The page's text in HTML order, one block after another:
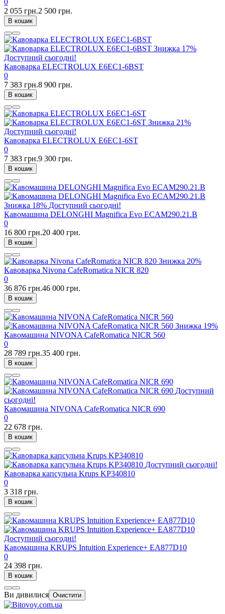
0
2 055 грн.2 500 грн.
В кошик
Знижка 17%
Доступний сьогодні!
Кавоварка ELECTROLUX E6EC1-6BST
0
7 383 грн.8 900 грн.
В кошик
Знижка 21%
Доступний сьогодні!
Кавоварка ELECTROLUX E6EC1-6ST
0
7 383 грн.9 300 грн.
В кошик
Знижка 18% Доступний сьогодні!
Кавомашина DELONGHI Magnifica Evo ECAM290.21.B
0
16 800 грн.20 400 грн.
В кошик
Знижка 20%
Кавоварка Nivona CafeRomatica NICR 820
0
36 876 грн.46 000 грн.
В кошик
Знижка 19%
Кавомашина NIVONA CafeRomatica NICR 560
0
28 789 грн.35 400 грн.
В кошик
Доступний
сьогодні!
Кавомашина NIVONA CafeRomatica NICR 690
0
22 678 грн.
В кошик
Доступний сьогодні!
Кавоварка капсульна Krups KP340810
0
3 318 грн.
В кошик
Доступний сьогодні!
Кавомашина KRUPS Intuition Experience+ EA877D10
0
24 398 грн.
В кошик
Ви дивилися Очистити